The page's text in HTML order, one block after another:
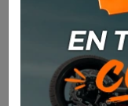
Productos
650 (2015-16)